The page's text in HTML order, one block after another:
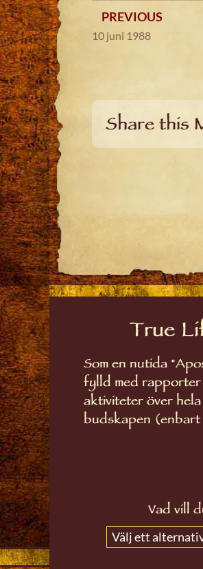
PREVIOUS
10 juni 1988
Share this
True
Som en nutida
fylld med rapporter
aktiviteter över
budskapen
Vad vill
Välj ett